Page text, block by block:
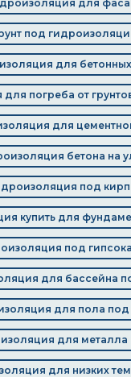
для
под
для
погреба от
для
бетона на
под
купить для
под
для бассейна
для пола под
для металла
для низких